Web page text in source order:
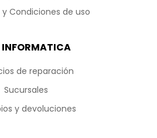
Condiciones de uso
INFORMATICA
de reparación
Sucursales
y devoluciones